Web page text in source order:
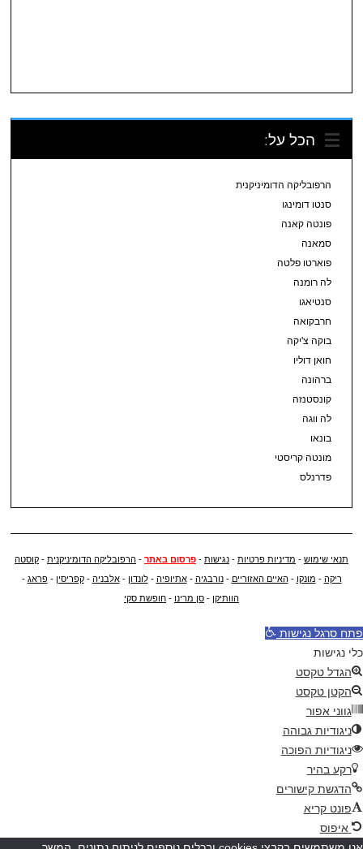
הכל על:
הרפובליקה הדומיניקנית
סנטו דומינגו
פונטה קאנה
סמאנה
פוארטו פלטה
לה רומנה
סנטיאגו
חרבקואה
בוקה צ'יקה
חואן דוליו
ברהונה
קונסטנזה
לה ווגה
בונאו
מונטה קריסטי
פדרנלס
תנאי שימוש - מדיניות פרטיות - נגישות - פרסום באתר - הרפובליקה הדומיניקנית - קוסטה
ריקה - מונקו -האיים האזוריים -נורבגיה -אתיופיה -לונדון -אלבניה -קפריסין -פראג -
הוותיקן - סן מרינו - חופשת סקי
פתח סרגל נגישות
כלי נגישות
הגדל טקסט
הקטן טקסט
גווני אפור
ניגודיות גבוהה
ניגודיות הפוכה
רקע בהיר
הדגשת קישורים
פונט קריא
איפוס